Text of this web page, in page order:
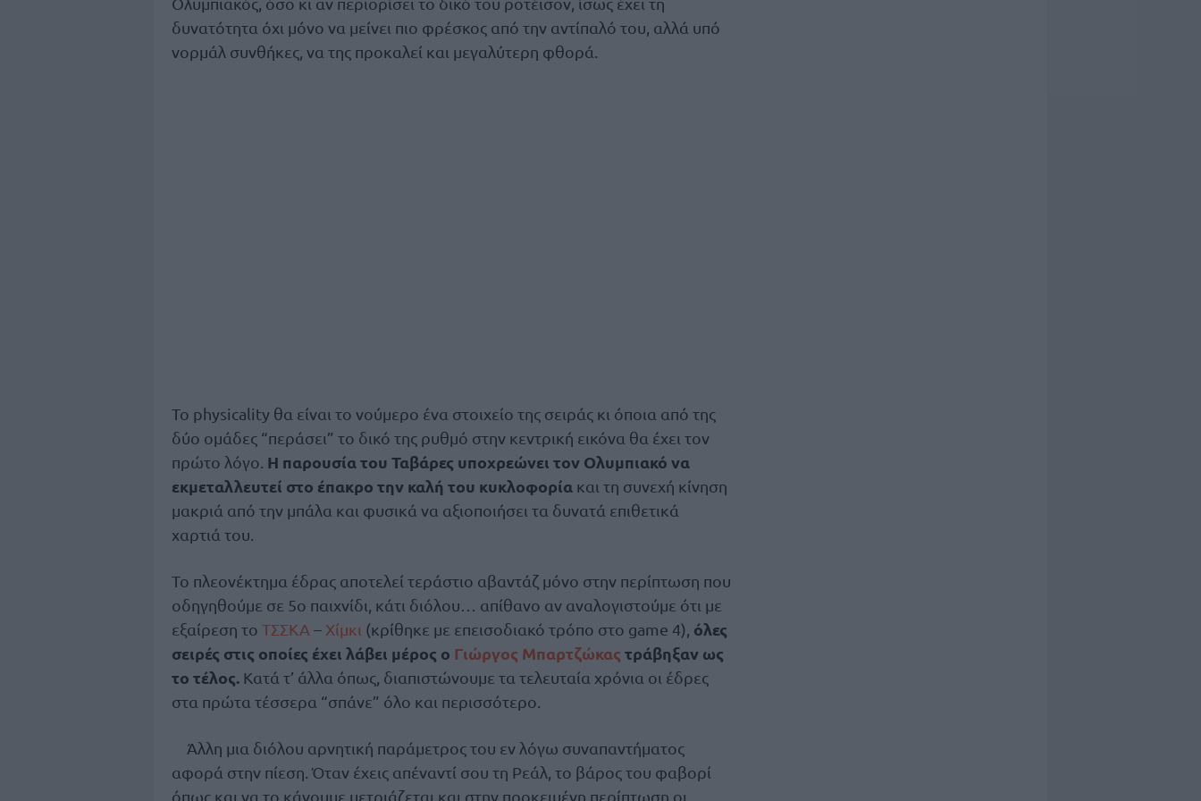
δυνατότητα όχι μόνο να μείνει πιο φρέσκος από την αντίπαλό του, αλλά υπό
νορμάλ συνθήκες, να της προκαλεί και μεγαλύτερη φθορά.
Το physicality θα είναι το νούμερο ένα στοιχείο της σειράς κι όποια από της
δύο ομάδες “περάσει” το δικό της ρυθμό στην κεντρική εικόνα θα έχει τον
πρώτο λόγο. Η παρουσία του Ταβάρες υποχρεώνει τον Ολυμπιακό να
εκμεταλλευτεί στο έπακρο την καλή του κυκλοφορία και τη συνεχή κίνηση
μακριά από την μπάλα και φυσικά να αξιοποιήσει τα δυνατά επιθετικά
χαρτιά του.
Το πλεονέκτημα έδρας αποτελεί τεράστιο αβαντάζ μόνο στην περίπτωση που
οδηγηθούμε σε 5ο παιχνίδι, κάτι διόλου… απίθανο αν αναλογιστούμε ότι με
εξαίρεση το ΤΣΣΚΑ – Χίμκι (κρίθηκε με επεισοδιακό τρόπο στο game 4), όλες
σειρές στις οποίες έχει λάβει μέρος ο Γιώργος Μπαρτζώκας τράβηξαν ως
το τέλος. Κατά τ’ άλλα όπως, διαπιστώνουμε τα τελευταία χρόνια οι έδρες
στα πρώτα τέσσερα “σπάνε” όλο και περισσότερο.
Άλλη μια διόλου αρνητική παράμετρος του εν λόγω συναπαντήματος
αφορά στην πίεση. Όταν έχεις απέναντί σου τη Ρεάλ, το βάρος του φαβορί
όπως και να το κάνουμε μετριάζεται και στην προκειμένη περίπτωση οι